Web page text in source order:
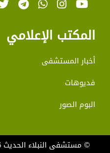
المكتب الإعلامي
أخبار المستشفى
فديوهات
البوم الصور
© مستشفى النبلاء الحديث 2026, Design by